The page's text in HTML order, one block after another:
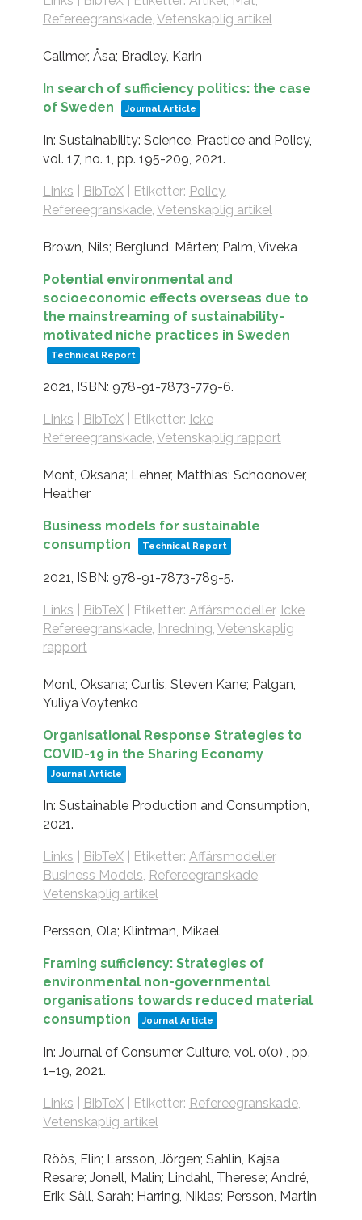
Refereegranskade, Vetenskaplig artikel
Callmer, Åsa; Bradley, Karin
In search of sufficiency politics: the case
of Sweden
Journal Article
In: Sustainability: Science, Practice and Policy,
vol. 17, no. 1, pp. 195-209, 2021.
Links BibTeX| Etiketter: Policy,
Refereegranskade, Vetenskaplig artikel
Brown, Nils; Berglund, Mårten; Palm, Viveka
Potential environmental and
socioeconomic effects overseas due to
the mainstreaming of sustainability-
motivated niche practices in Sweden
Technical Report
2021, ISBN: 978-91-7873-779-6.
Links BibTeX| Etiketter: Icke
Refereegranskade, Vetenskaplig rapport
Mont, Oksana; Lehner, Matthias; Schoonover,
Heather
Business models for sustainable
consumption
Technical Report
2021, ISBN: 978-91-7873-789-5.
Links BibTeX| Etiketter: Affärsmodeller, Icke
Refereegranskade, Inredning, Vetenskaplig
rapport
Mont, Oksana; Curtis, Steven Kane; Palgan,
Yuliya Voytenko
Organisational Response Strategies to
COVID-19 in the Sharing Economy
Journal Article
In: Sustainable Production and Consumption,
2021.
Links BibTeX| Etiketter: Affärsmodeller,
Business Models, Refereegranskade,
Vetenskaplig artikel
Persson, Ola; Klintman, Mikael
Framing sufficiency: Strategies of
environmental non-governmental
organisations towards reduced material
consumption
Journal Article
In: Journal of Consumer Culture, vol. 0(0) , pp.
1–19, 2021.
Links BibTeX| Etiketter: Refereegranskade,
Vetenskaplig artikel
Röös, Elin; Larsson, Jörgen; Sahlin, Kajsa
Resare; Jonell, Malin; Lindahl, Therese; André,
Erik; Säll, Sarah; Harring, Niklas; Persson, Martin